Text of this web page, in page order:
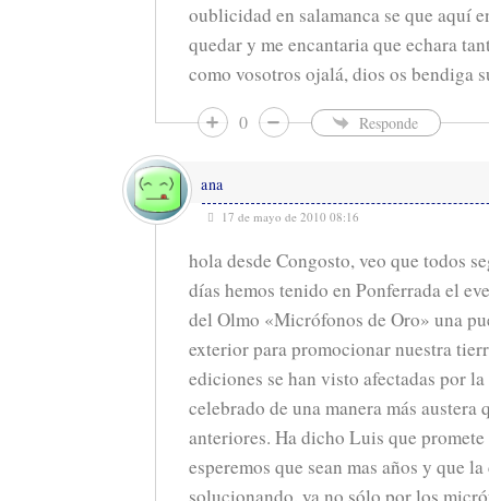
oublicidad en salamanca se que aquí
quedar y me encantaria que echara
como vosotros ojalá, dios os bendiga
0 Responde
ana
17 de mayo de 2010 08:16
hola desde Congosto, veo que todos
días hemos tenido en Ponferrada el
del Olmo «Micrófonos de Oro» una
exterior para promocionar nuestra
ediciones se han visto afectadas por
celebrado de una manera más austera
anteriores. Ha dicho Luis que
esperemos que sean mas años y que